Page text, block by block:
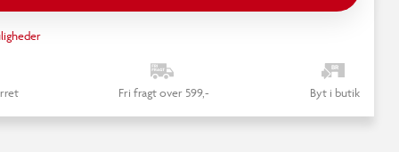
Fri fragt over 599,- Byt i butik